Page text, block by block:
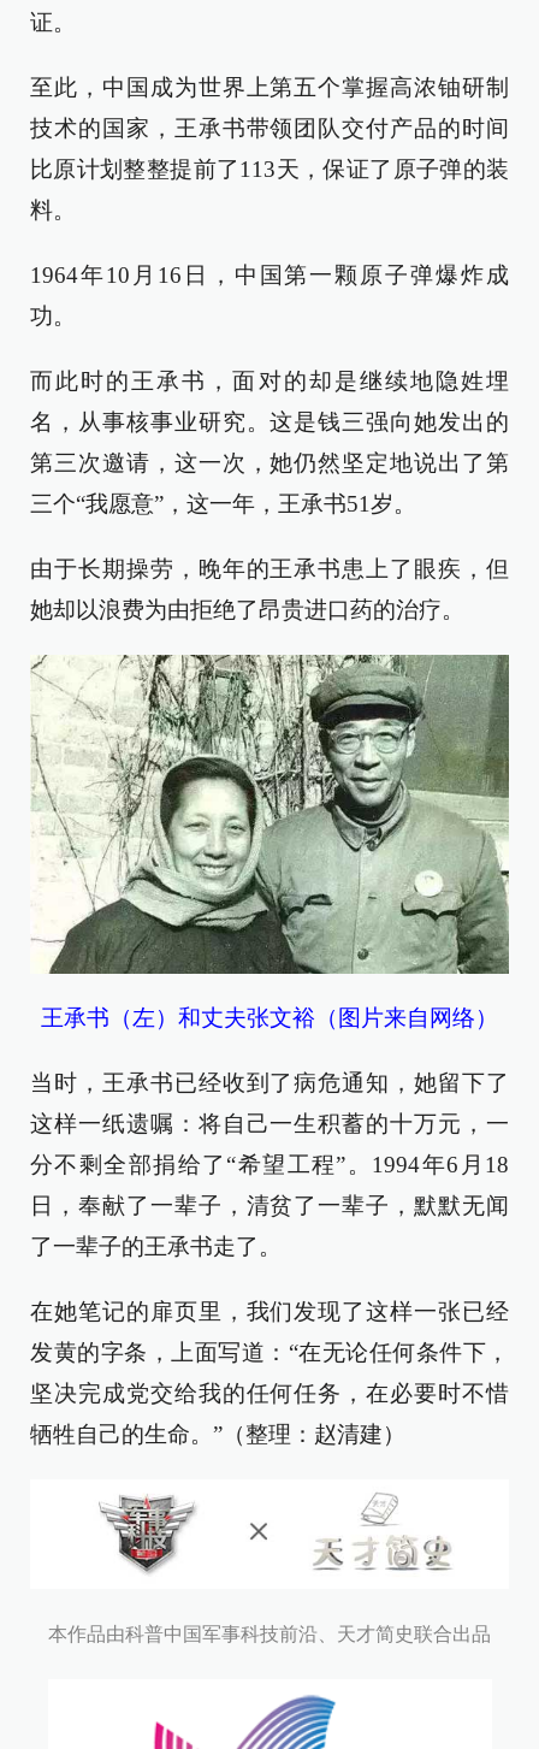
证。
至此，中国成为世界上第五个掌握高浓铀研制
技术的国家，王承书带领团队交付产品的时间
比原计划整整提前了113天，保证了原子弹的装
料。
1964年10月16日，中国第一颗原子弹爆炸成
功。
而此时的王承书，面对的却是继续地隐姓埋
名，从事核事业研究。这是钱三强向她发出的
第三次邀请，这一次，她仍然坚定地说出了第
三个“我愿意”，这一年，王承书51岁。
由于长期操劳，晚年的王承书患上了眼疾，但
她却以浪费为由拒绝了昂贵进口药的治疗。
王承书（左）和丈夫张文裕（图片来自网络）
当时，王承书已经收到了病危通知，她留下了
这样一纸遗嘱：将自己一生积蓄的十万元，一
分不剩全部捐给了“希望工程”。1994年6月18
日，奉献了一辈子，清贫了一辈子，默默无闻
了一辈子的王承书走了。
在她笔记的扉页里，我们发现了这样一张已经
发黄的字条，上面写道：“在无论任何条件下，
坚决完成党交给我的任何任务，在必要时不惜
牺牲自己的生命。”（整理：赵清建）
本作品由科普中国军事科技前沿、天才简史联合出品